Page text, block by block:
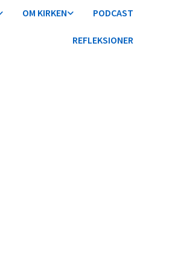
OM KIRKEN PODCAST
REFLEKSIONER